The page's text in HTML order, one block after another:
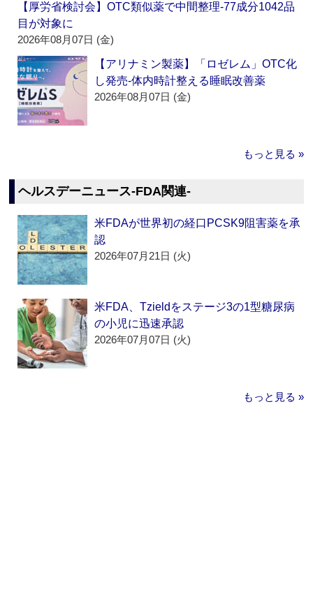
【厚労省検討会】OTC類似薬で中間整理‐77成分1042品
目が対象に
2026年08月07日 (金)
【アリナミン製薬】「ロゼレム」OTC化
し発売‐体内時計整える睡眠改善薬
2026年08月07日 (金)
もっと見る »
ヘルスデーニュース‐FDA関連‐
米FDAが世界初の経口PCSK9阻害薬を承
認
2026年07月21日 (火)
米FDA、Tzieldをステージ3の1型糖尿病
の小児に迅速承認
2026年07月07日 (火)
もっと見る »